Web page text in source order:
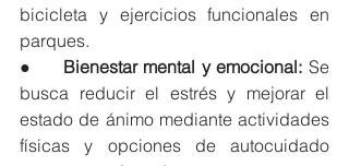
bicicleta y ejercicios funcionales en
parques.
● Bienestar mental y emocional: Se
busca reducir el estrés y mejorar el
estado de ánimo mediante actividades
físicas y opciones de autocuidado